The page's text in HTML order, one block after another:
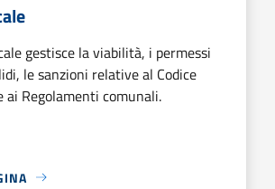
gestisce la viabilità, i permessi
le sanzioni relative al Codice
ai Regolamenti comunali.